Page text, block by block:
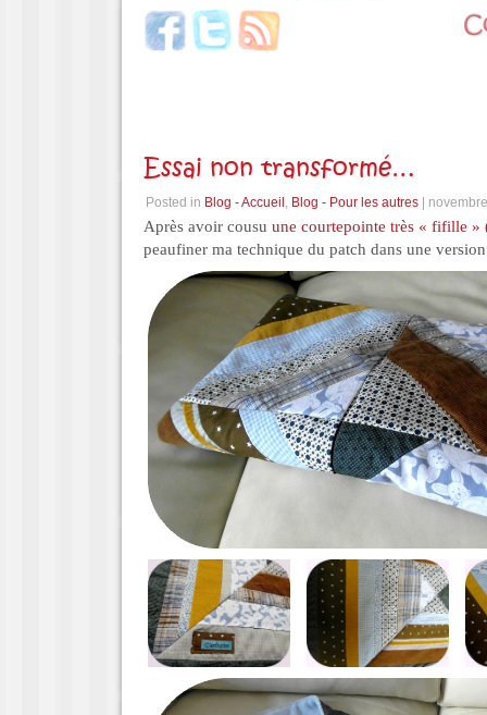
Essai non transformé…
Posted in Blog - Accueil , Blog - Pour les autres |
Après avoir cousu une courtepointe très « fifille »
peaufiner ma technique du patch dans une